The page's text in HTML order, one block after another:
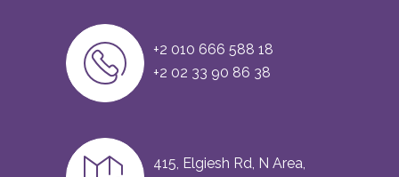
+2 010 666 588 18
+2 02 33 90 86 38
415, Elgiesh Rd, N Area,